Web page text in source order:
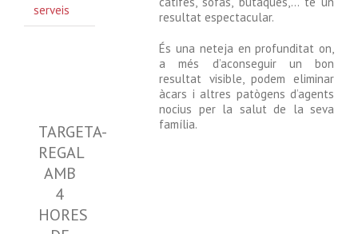
resultat espectacular.
És una neteja en profunditat on,
a més d’aconseguir un bon
resultat visible, podem eliminar
àcars i altres patògens d’agents
nocius per la salut de la seva
família.
serveis
TARGETA-
REGAL
AMB
4
HORES